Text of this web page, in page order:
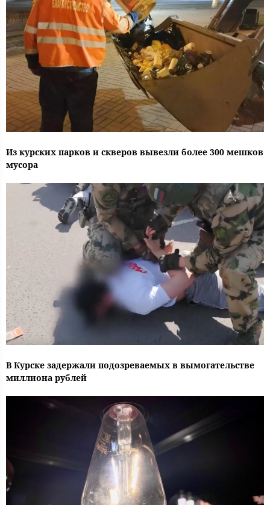
Из курских парков и скверов вывезли более 300 мешков
мусора
В Курске задержали подозреваемых в вымогательстве
миллиона рублей